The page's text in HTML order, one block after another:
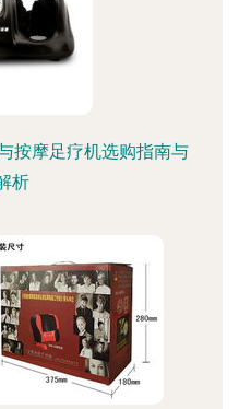
按摩足疗机选购指南与
析